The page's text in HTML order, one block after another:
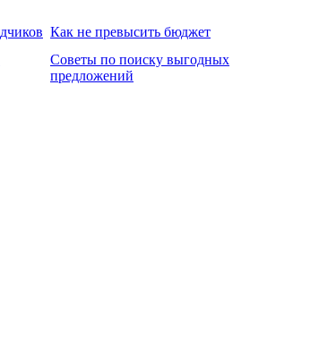
Как не превысить бюджет
Советы по поиску выгодных
предложений